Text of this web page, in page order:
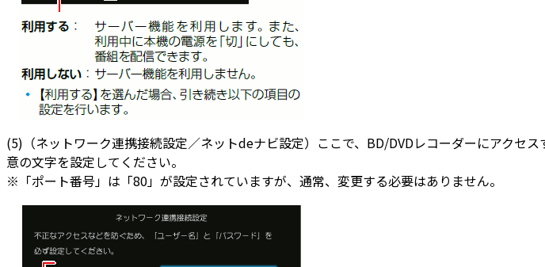
(5)（ネットワーク連携接続設定／ネットdeナビ設定）ここで、BD/DVDレコーダーにアクセ
意の文字を設定してください。
※「ポート番号」は「80」が設定されていますが、通常、変更する必要はありません。